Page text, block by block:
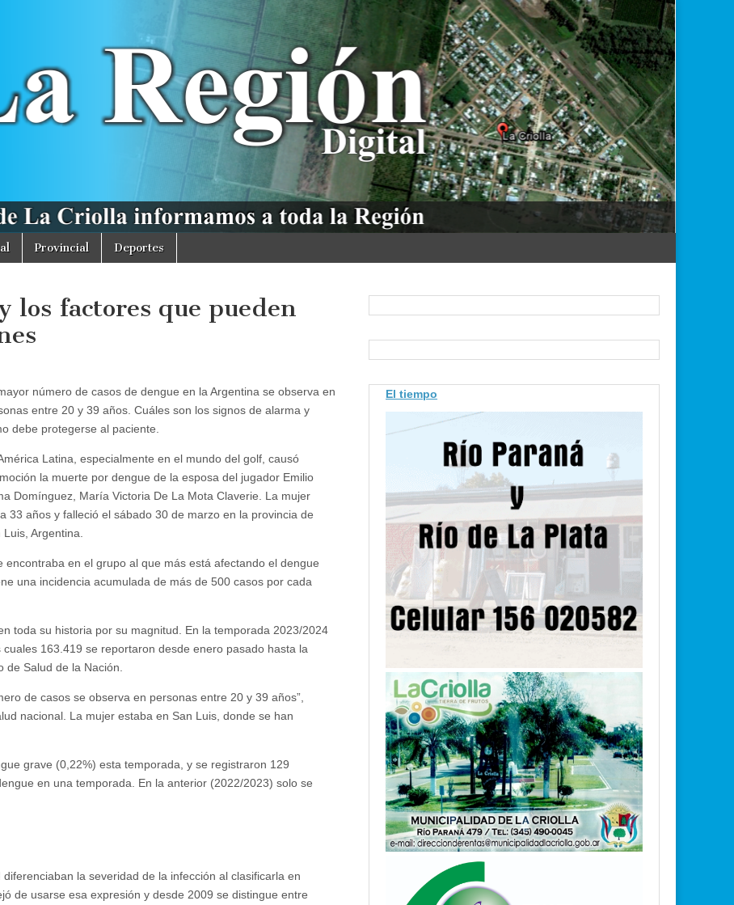
Provincial Deportes
los factores que pueden
número de casos de dengue en la Argentina se observa en
entre 20 y 39 años. Cuáles son los signos de alarma y
debe protegerse al paciente.
Latina, especialmente en el mundo del golf, causó
la muerte por dengue de la esposa del jugador Emilio
Domínguez, María Victoria De La Mota Claverie. La mujer
33 años y falleció el sábado 30 de marzo en la provincia de
Luis, Argentina.
en el grupo al que más está afectando el dengue
una incidencia acumulada de más de 500 casos por cada
toda su historia por su magnitud. En la temporada 2023/2024
163.419 se reportaron desde enero pasado hasta la
Salud de la Nación.
de casos se observa en personas entre 20 y 39 años”,
nacional. La mujer estaba en San Luis, donde se han
grave (0,22%) esta temporada, y se registraron 129
en una temporada. En la anterior (2022/2023) solo se
la severidad de la infección al clasificarla en
de usarse esa expresión y desde 2009 se distingue entre
El tiempo